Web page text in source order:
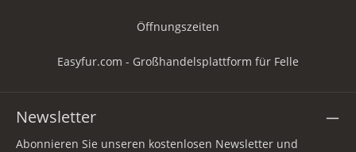
Öffnungszeiten
Easyfur.com - Großhandelsplattform für Felle
Newsletter
Abonnieren Sie unseren kostenlosen Newsletter und